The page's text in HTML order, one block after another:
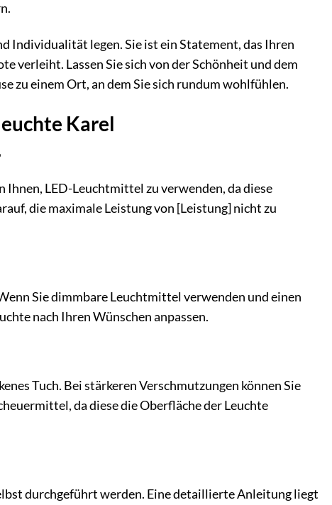
Individualität legen. Sie ist ein Statement, das Ihren
verleiht. Lassen Sie sich von der Schönheit und dem
zu einem Ort, an dem Sie sich rundum wohlfühlen.
Karel
LED-Leuchtmittel zu verwenden, da diese
die maximale Leistung von [Leistung] nicht zu
Sie dimmbare Leuchtmittel verwenden und einen
nach Ihren Wünschen anpassen.
Tuch. Bei stärkeren Verschmutzungen können Sie
da diese die Oberfläche der Leuchte
durchgeführt werden. Eine detaillierte Anleitung liegt